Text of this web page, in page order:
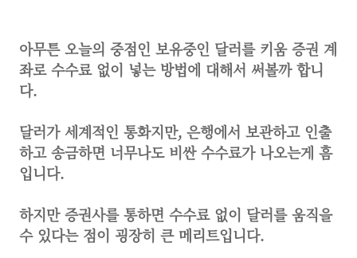
아무튼 오늘의 중점인 보유중인 달러를 키움 증권 계
좌로 수수료 없이 넣는 방법에 대해서 써볼까 합니
다.
달러가 세계적인 통화지만, 은행에서 보관하고 인출
하고 송금하면 너무나도 비싼 수수료가 나오는게 흠
입니다.
하지만 증권사를 통하면 수수료 없이 달러를 움직을
수 있다는 점이 굉장히 큰 메리트입니다.